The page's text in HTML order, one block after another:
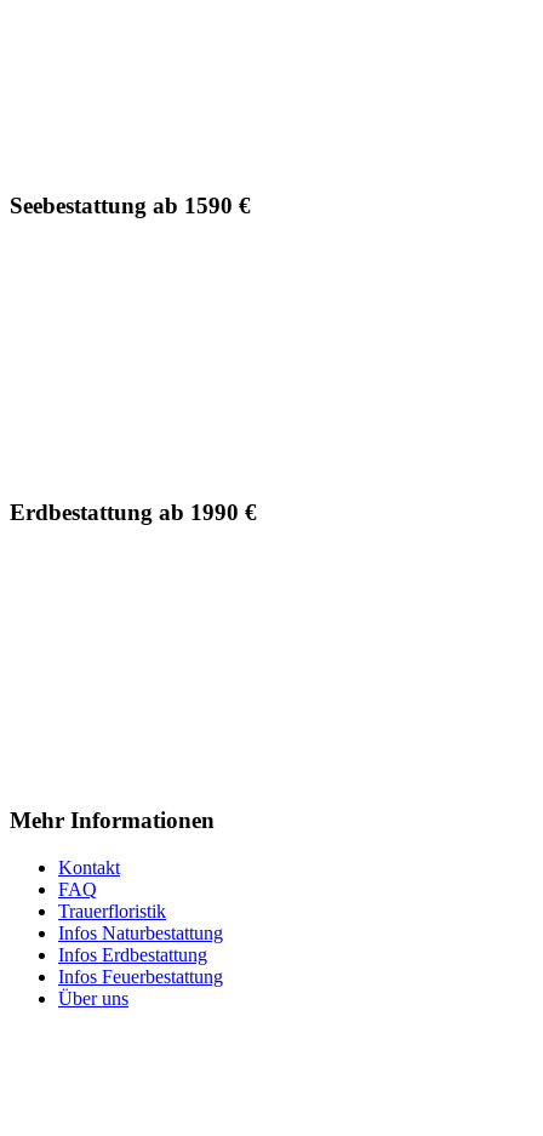
Seebestattung ab 1590 €
Erdbestattung ab 1990 €
Mehr Informationen
Kontakt
FAQ
Trauerfloristik
Infos Naturbestattung
Infos Erdbestattung
Infos Feuerbestattung
Über uns